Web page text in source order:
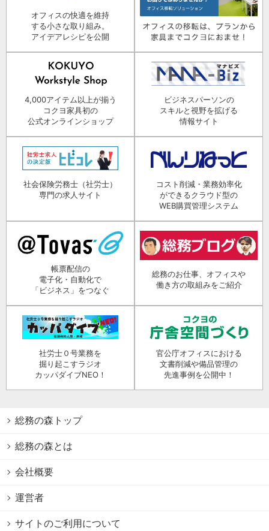
オフィスの快適を維持
する小さな取り組み。
アイデアレシピを公開
4,000アイテム以上が揃う
コクヨ家具初の
公式オンラインショップ
ビジネスパーソンの
スキルと視野を拡げる
情報サイト
社会保険労務士（社労士）
専門の求人サイト
コスト削減・業務効率化
ができるクラウド型の
WEB購買管理システム
帳票配信の
電子化・自動化で
「ビジネス」をつなぐ
総務のお仕事、オフィスや
働き方の取組みをご紹介
社労士０号業務を
掘り起こすラジオ
カッパダイブNEO！
官公庁オフィスにおける
文書削減や備品管理の
先進事例を公開中！
総務の森トップ
総務の森とは
会社概要
運営者
サイトのご利用について